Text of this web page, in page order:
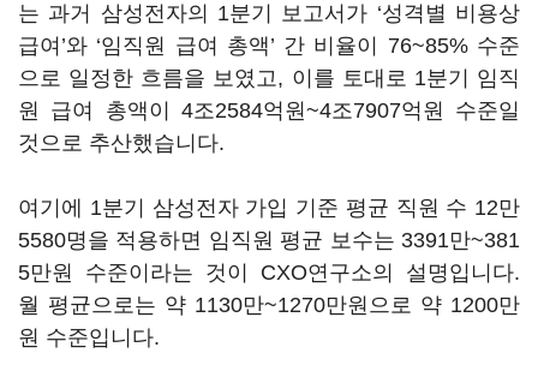
는 과거 삼성전자의 1분기 보고서가 ‘성격별 비용상
급여 ’와 ‘임직원 급여 총액’ 간 비율이 76~85% 수준
으로 일정한 흐름을 보였고, 이를 토대로 1분기 임직
원 급여 총액이 4조2584억원~4조7907억원 수준일
것으로 추산했습니다.
여기에 1분기 삼성전자 가입 기준 평균 직원 수 12만
5580명을 적용하면 임직원 평균 보수는 3391만~381
5만원 수준이라는 것이 CXO연구소의 설명입니다.
월 평균으로는 약 1130만~1270만원으로 약 1200만
원 수준입니다.